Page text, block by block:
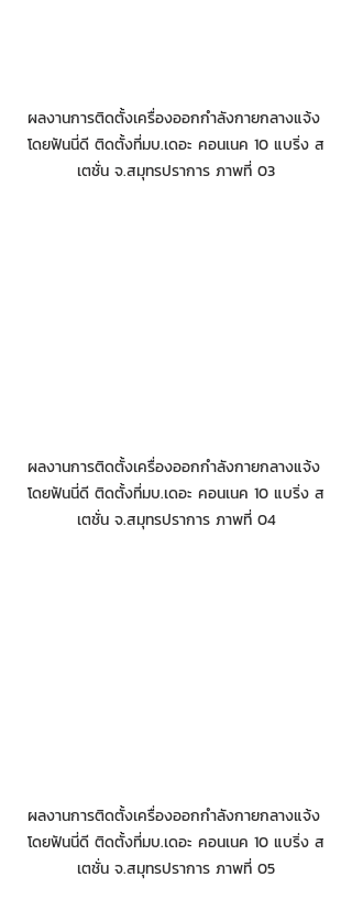
ผลงานการติดตั้งเครื่องออกกำลังกายกลางแจ้ง
โดยฟันนี่ดี ติดตั้งที่มบ.เดอะ คอนเนค 10 แบริ่ง ส
เตชั่น จ.สมุทรปราการ ภาพที่ 03
ผลงานการติดตั้งเครื่องออกกำลังกายกลางแจ้ง
โดยฟันนี่ดี ติดตั้งที่มบ.เดอะ คอนเนค 10 แบริ่ง ส
เตชั่น จ.สมุทรปราการ ภาพที่ 04
ผลงานการติดตั้งเครื่องออกกำลังกายกลางแจ้ง
โดยฟันนี่ดี ติดตั้งที่มบ.เดอะ คอนเนค 10 แบริ่ง ส
เตชั่น จ.สมุทรปราการ ภาพที่ 05